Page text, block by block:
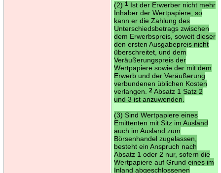
(2) 1Ist der Erwerber nicht mehr
Inhaber der Wertpapiere, so
kann er die Zahlung des
Unterschiedsbetrags zwischen
dem Erwerbspreis, soweit dieser
den ersten Ausgabepreis nicht
überschreitet, und dem
Veräußerungspreis der
Wertpapiere sowie der mit dem
Erwerb und der Veräußerung
verbundenen üblichen Kosten
verlangen.
2Absatz 1 Satz 2
und 3 ist anzuwenden.
(3) Sind Wertpapiere eines
Emittenten mit Sitz im Ausland
auch im Ausland zum
Börsenhandel zugelassen,
besteht ein Anspruch nach
Absatz 1 oder 2 nur, sofern die
Wertpapiere auf Grund eines im
Inland abgeschlossenen